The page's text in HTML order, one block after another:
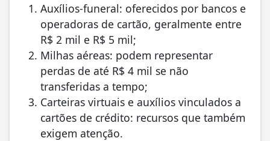
Auxílios-funeral: oferecidos por bancos e
operadoras de cartão, geralmente entre
R$ 2 mil e R$ 5 mil;
Milhas aéreas: podem representar
perdas de até R$ 4 mil se não
transferidas a tempo;
Carteiras virtuais e auxílios vinculados a
cartões de crédito: recursos que também
exigem atenção.